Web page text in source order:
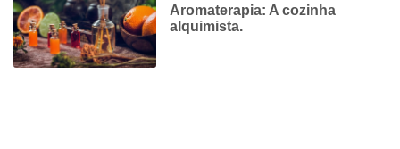
Aromaterapia: A cozinha
alquimista.